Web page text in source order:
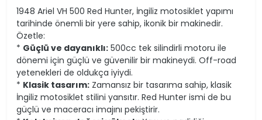
1948 Ariel VH 500 Red Hunter, İngiliz motosiklet yapımı
tarihinde önemli bir yere sahip, ikonik bir makinedir.
Özetle:
* Güçlü ve dayanıklı: 500cc tek silindirli motoru ile
dönemi için güçlü ve güvenilir bir makineydi. Off-road
yetenekleri de oldukça iyiydi.
* Klasik tasarım: Zamansız bir tasarıma sahip, klasik
İngiliz motosiklet stilini yansıtır. Red Hunter ismi de bu
güçlü ve maceracı imajını pekiştirir.